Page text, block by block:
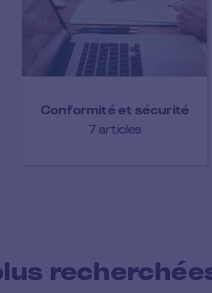
Conformité et sécurité
7 articles